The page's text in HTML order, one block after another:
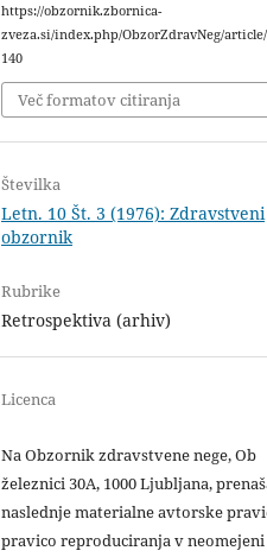
https://obzornik.zbornica-
zveza.si/index.php/ObzorZdravNeg/
140
Več formatov citiranja
Številka
Letn. 10 Št. 3 (1976): Zdravstveni
obzornik
Rubrike
Retrospektiva (arhiv)
Licenca
Na Obzornik zdravstvene nege, Ob
železnici 30A, 1000 Ljubljana,
naslednje materialne avtorske
pravico reproduciranja v neomejeni